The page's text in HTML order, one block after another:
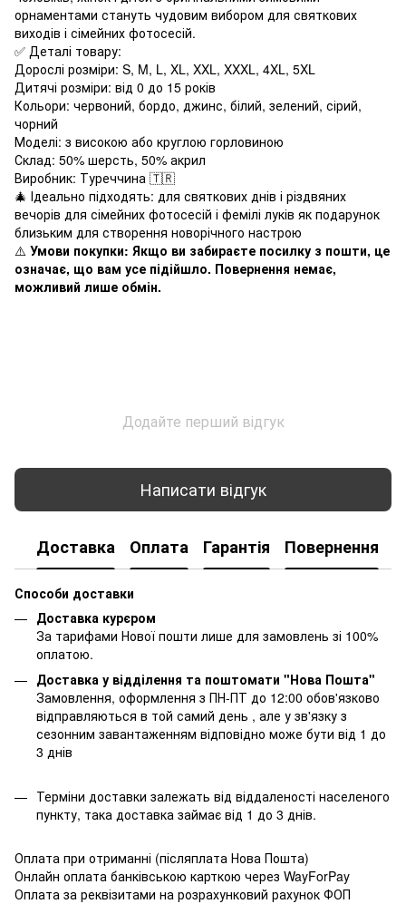
орнаментами стануть чудовим вибором для святкових
виходів і сімейних фотосесій.
✅ Деталі товару:
Дорослі розміри: S, M, L, XL, XXL, XXXL, 4XL, 5XL
Дитячі розміри: від 0 до 15 років
Кольори: червоний, бордо, джинс, білий, зелений, сірий,
чорний
Моделі: з високою або круглою горловиною
Склад: 50% шерсть, 50% акрил
Виробник: Туреччина 🇹🇷
🎄 Ідеально підходять: для святкових днів і різдвяних
вечорів для сімейних фотосесій і фемілі луків як подарунок
близьким для створення новорічного настрою
⚠️ Умови покупки: Якщо ви забираєте посилку з пошти, це
означає, що вам усе підійшло. Повернення немає,
можливий лише обмін.
Додайте перший відгук
Написати відгук
Доставка Оплата Гарантія Повернення
Способи доставки
Доставка курєром
За тарифами Нової пошти лише для замовлень зі 100%
оплатою.
Доставка у відділення та поштомати "Нова Пошта"
Замовлення, оформлення з ПН-ПТ до 12:00 обов'язково
відправляються в той самий день , але у зв'язку з
сезонним завантаженням відповідно може бути від 1 до
3 днів
Терміни доставки залежать від віддаленості населеного
пункту, така доставка займає від 1 до 3 днів.
Оплата при отриманні (післяплата Нова Пошта)
Онлайн оплата банківською карткою через WayForPay
Оплата за реквізитами на розрахунковий рахунок ФОП